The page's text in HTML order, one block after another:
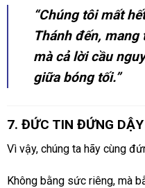
“Chúng tôi mất
Thánh đến,
mà cả lời cầu
giữa bóng tối.”
7. ĐỨC TIN ĐỨNG
Vì vậy, chúng ta hãy cùng
Không bằng sức riêng, mà